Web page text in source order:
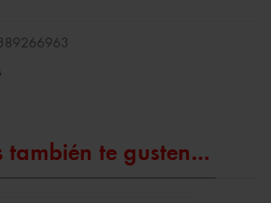
también te gusten...